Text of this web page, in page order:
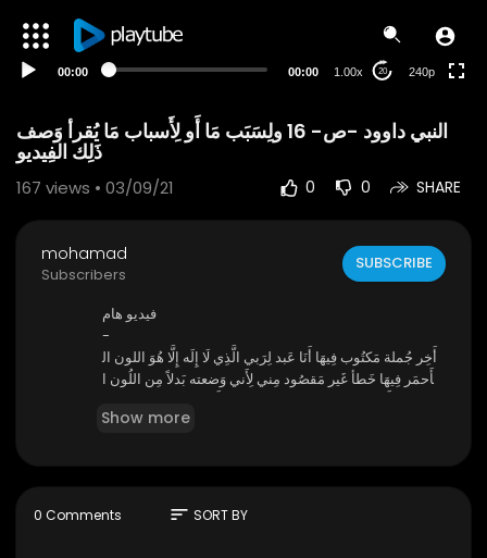
00:00 00:00 1.00x 20 240p
النبي داوود -ص- 16 ولِسَبَب مَا أَو لِأَسباب مَا يُقرأ وَصف
ذَلِك الفِيديو
167 views • 03/09/21 0 0 SHARE
mohamad
Subscribers
SUBSCRIBE
فيديو هام
-
⁣أَخِر جُملة مَكتُوب فِيهَا أَنَا عَبد لِرَبي الَّذِي لَا إِلَه إِلَّا هُوَ اللون ال
أَحمَر فِيهَا خَطأ غَير مَقصُود مِني لِأَني وَضعته بَدلاً مِن اللُون ا
Show more
0 Comments sort SORT BY